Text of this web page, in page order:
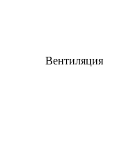
Вентиляция